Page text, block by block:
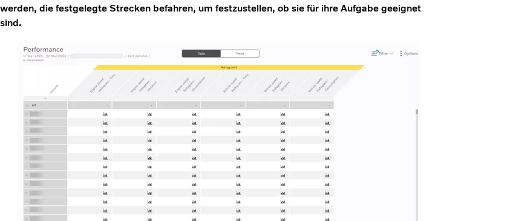
werden, die festgelegte Strecken befahren, um festzustellen, ob sie für ihre Aufgabe geeignet
sind.